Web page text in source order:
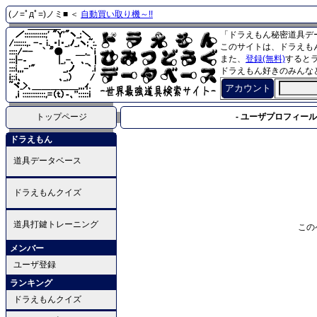
(ノ=ﾟдﾟ=)ノミ■ ＜ 自動買い取り機～!!
「ドラえもん秘密道具
このサイトは、ドラえ
また、 登録(無料)すると
ドラえもん好きのみん
アカウント
トップページ - ユーザプロフィー
ドラえもん
道具データベース
ドラえもんクイズ
道具打鍵トレーニング
メンバー
ユーザ登録
ランキング
ドラえもんクイズ
こ